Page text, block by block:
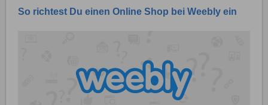
So richtest Du einen Online Shop bei Weebly ein